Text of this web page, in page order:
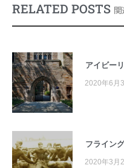
RELATED POSTS 関
アイビー
2020年6月
フライン
2020年3月